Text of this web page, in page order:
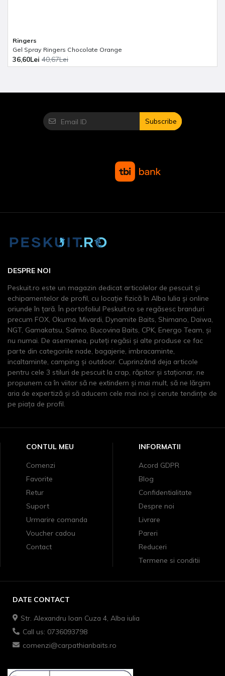
Ringers
Gel Spray Ringers Chocolate Orange
36,60Lei 40,67Lei
Subscribe
DESPRE NOI
Peskuit.ro este un magazin dedicat articolelor de pescuit şi
echipamentelor de profil, cu locaţie fizică în Alba Iulia și online
oriunde în țară. În portofoliul Peskuit.ro se regăsesc branduri
precum FOX, Okuma, Mivardi, Dynamite Baits, Shimano, Daiwa,
NGT, Gamakatsu, Salmo, Bucovina Baits, CPK, Energo Team, și
nu numai. De asemenea, puteți regăsi și alte produse ce fac
parte din categoriile nade, bagajerie, imbracaminte,
incaltaminte, camping și outdoor. Cuprinzând deja articole
pentru cele 3 stiluri de pescuit la crap, răpitor și staționar, ne
propunem ca în viitor să ne extindem şi mai mult, să ne lărgim
aria de expertiză şi să aducem cele mai noi şi cerute tendinţe de
pe piaţa de profil.
CONTUL MEU
Comenzi
Favorite
Retur
Suport
Urmarire comanda
Voucher cadou
Contact
INFORMATII
Acord GDPR
Blog
Confidentialitate
Despre noi
Livrare
Pareri
Reduceri
Termene si conditii
DATE CONTACT
Str. Alexandru Ioan Cuza 4, Alba iulia
Call us: 0736093798
comenzi@carpathianbaits.ro